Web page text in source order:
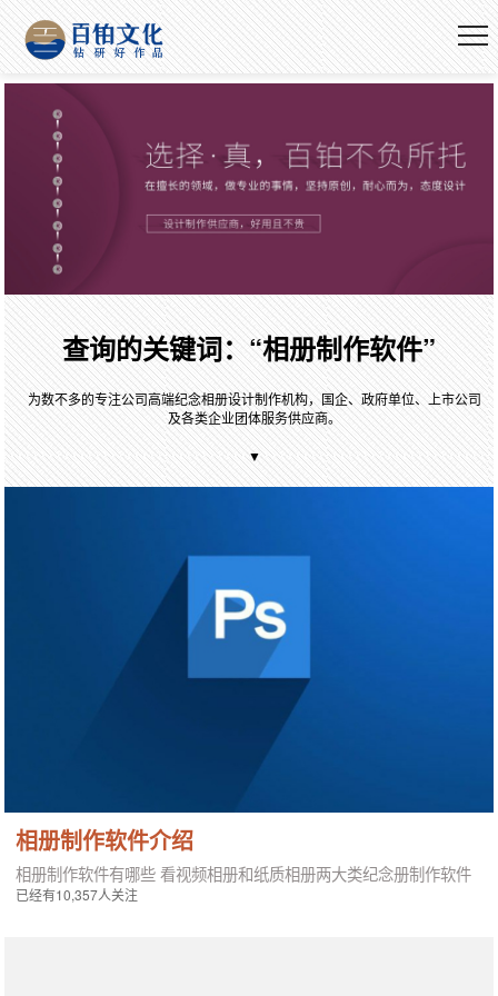
查询的关键词：“相册制作软件”
为数不多的专注公司高端纪念相册设计制作机构，国企、政府单位、上市公司
及各类企业团体服务供应商。
▼
相册制作软件介绍
相册制作软件有哪些 看视频相册和纸质相册两大类纪念册制作软件
已经有10,357人关注